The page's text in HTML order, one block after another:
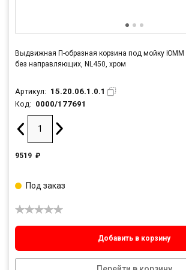
Выдвижная П-образная корзина под мойку ЮММ
без направляющих, NL450, хром
Артикул: 15.20.06.1.0.1
Код: 0000/177691
9519 ₽
Добавить в корзину
Под заказ